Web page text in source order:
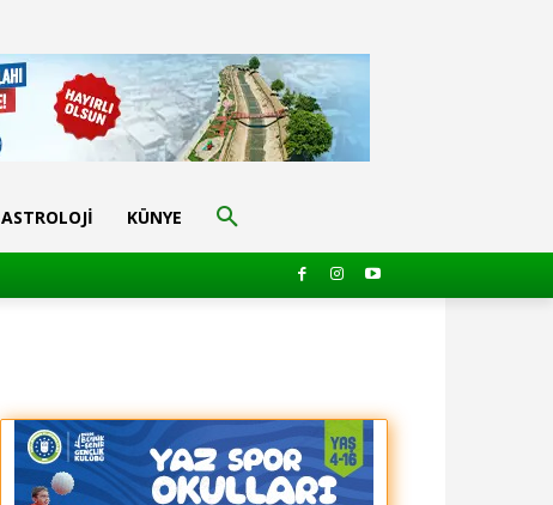
ASTROLOJI KÜNYE